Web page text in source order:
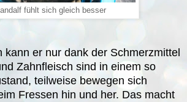
fühlt sich gleich besser
kann er nur dank der Schmerzmittel
Zahnfleisch sind in einem so
teilweise bewegen sich
Fressen hin und her. Das macht